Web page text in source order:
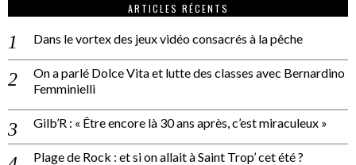
ARTICLES RÉCENTS
Dans le vortex des jeux vidéo consacrés à la pêche
On a parlé Dolce Vita et lutte des classes avec Bernardino
Femminielli
Gilb’R : « Être encore là 30 ans après, c’est miraculeux »
Plage de Rock : et si on allait à Saint Trop’ cet été ?